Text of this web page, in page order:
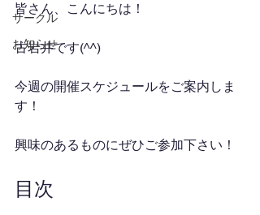
サークル
お知らせ
皆さん、こんにちは！
古岩井です(^^)
今週の開催スケジュールをご案内しま
す！
興味のあるものにぜひご参加下さい！
目次